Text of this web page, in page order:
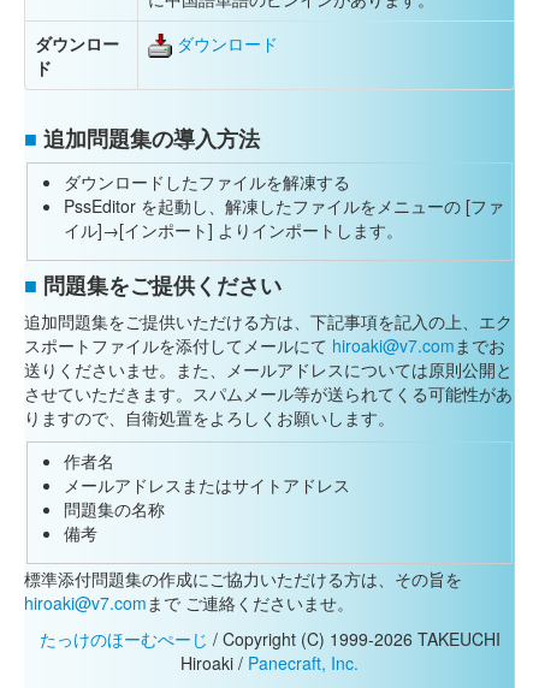
ダウンロー
ド
ダウンロード
■ 追加問題集の導入方法
ダウンロードしたファイルを解凍する
PssEditor を起動し、解凍したファイルをメニューの [ファ
イル]→[インポート] よりインポートします。
■ 問題集をご提供ください
追加問題集をご提供いただける方は、下記事項を記入の上、エク
スポートファイルを添付してメールにて hiroaki@v7.comまでお
送りくださいませ。また、メールアドレスについては原則公開と
させていただきます。スパムメール等が送られてくる可能性があ
りますので、自衛処置をよろしくお願いします。
作者名
メールアドレスまたはサイトアドレス
問題集の名称
備考
標準添付問題集の作成にご協力いただける方は、その旨を
hiroaki@v7.comまで ご連絡くださいませ。
たっけのほーむぺーじ / Copyright (C) 1999-2026 TAKEUCHI
Hiroaki / Panecraft, Inc.